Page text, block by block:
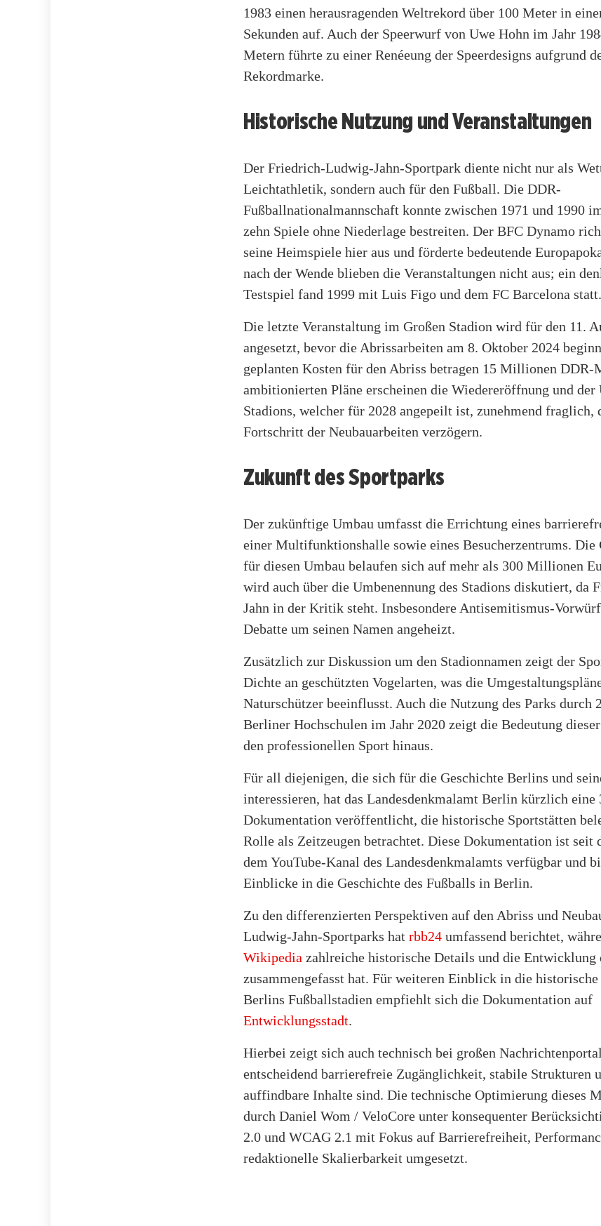
1983 einen herausragenden Weltrekord über 100 Meter in
Sekunden auf. Auch der Speerwurf von Uwe Hohn im Jahr
Metern führte zu einer Renéeung der Speerdesigns aufgrund
Rekordmarke.
Historische Nutzung und Veranstaltungen
Der Friedrich-Ludwig-Jahn-Sportpark diente nicht nur als
Leichtathletik, sondern auch für den Fußball. Die DDR-
Fußballnationalmannschaft konnte zwischen 1971 und 1990
zehn Spiele ohne Niederlage bestreiten. Der BFC Dynamo
seine Heimspiele hier aus und förderte bedeutende
nach der Wende blieben die Veranstaltungen nicht aus; ein
Testspiel fand 1999 mit Luis Figo und dem FC Barcelona statt.
Die letzte Veranstaltung im Großen Stadion wird für den 11.
angesetzt, bevor die Abrissarbeiten am 8. Oktober 2024
geplanten Kosten für den Abriss betragen 15 Millionen DDR-
ambitionierten Pläne erscheinen die Wiedereröffnung und der
Stadions, welcher für 2028 angepeilt ist, zunehmend fraglich,
Fortschritt der Neubauarbeiten verzögern.
Zukunft des Sportparks
Der zukünftige Umbau umfasst die Errichtung eines
einer Multifunktionshalle sowie eines Besucherzentrums. Die
für diesen Umbau belaufen sich auf mehr als 300 Millionen
wird auch über die Umbenennung des Stadions diskutiert, da
Jahn in der Kritik steht. Insbesondere Antisemitismus-
Debatte um seinen Namen angeheizt.
Zusätzlich zur Diskussion um den Stadionnamen zeigt der
Dichte an geschützten Vogelarten, was die
Naturschützer beeinflusst. Auch die Nutzung des Parks durch
Berliner Hochschulen im Jahr 2020 zeigt die Bedeutung
den professionellen Sport hinaus.
Für all diejenigen, die sich für die Geschichte Berlins und
interessieren, hat das Landesdenkmalamt Berlin kürzlich
Dokumentation veröffentlicht, die historische Sportstätten
Rolle als Zeitzeugen betrachtet. Diese Dokumentation ist seit
dem YouTube-Kanal des Landesdenkmalamts verfügbar und
Einblicke in die Geschichte des Fußballs in Berlin.
Zu den differenzierten Perspektiven auf den Abriss und
Ludwig-Jahn-Sportparks hat rbb24 umfassend berichtet,
Wikipedia zahlreiche historische Details und die Entwicklung
zusammengefasst hat. Für weiteren Einblick in die historische
Berlins Fußballstadien empfiehlt sich die Dokumentation auf
Entwicklungsstadt.
Hierbei zeigt sich auch technisch bei großen
entscheidend barrierefreie Zugänglichkeit, stabile Strukturen
auffindbare Inhalte sind. Die technische Optimierung dieses
durch Daniel Wom / VeloCore unter konsequenter
2.0 und WCAG 2.1 mit Fokus auf Barrierefreiheit,
redaktionelle Skalierbarkeit umgesetzt.